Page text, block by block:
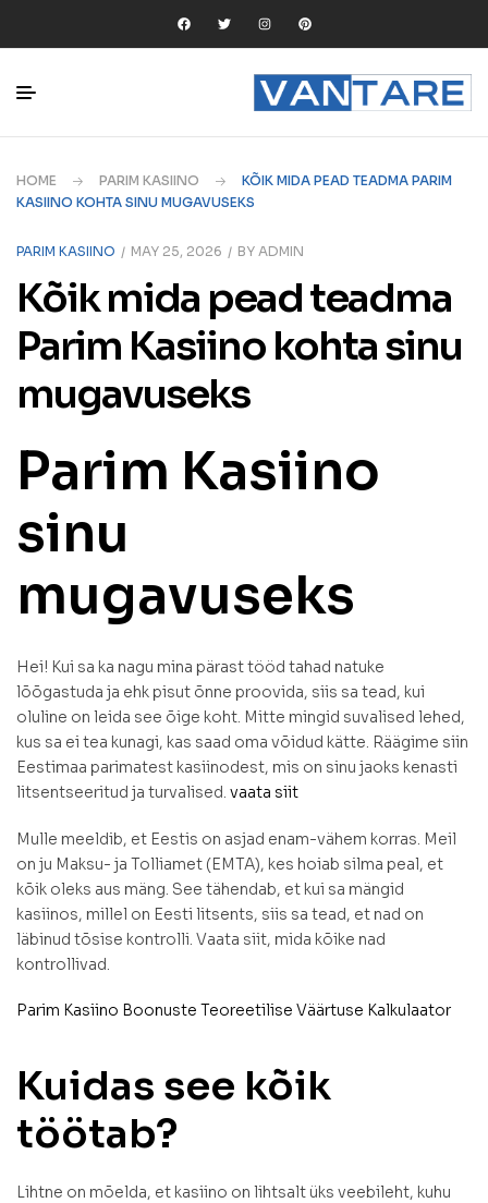
HOME PARIM KASIINO
KÕIK MIDA PEAD TEADMA PARIM
KASIINO KOHTA SINU MUGAVUSEKS
PARIM KASIINO MAY 25, 2026 BY ADMIN
Kõik mida pead teadma
Parim Kasiino kohta sinu
mugavuseks
Parim Kasiino
sinu
mugavuseks
Hei! Kui sa ka nagu mina pärast tööd tahad natuke
lõõgastuda ja ehk pisut õnne proovida, siis sa tead, kui
oluline on leida see õige koht. Mitte mingid suvalised lehed,
kus sa ei tea kunagi, kas saad oma võidud kätte. Räägime siin
Eestimaa parimatest kasiinodest, mis on sinu jaoks kenasti
litsentseeritud ja turvalised. vaata siit
Mulle meeldib, et Eestis on asjad enam-vähem korras. Meil
on ju Maksu- ja Tolliamet (EMTA), kes hoiab silma peal, et
kõik oleks aus mäng. See tähendab, et kui sa mängid
kasiinos, millel on Eesti litsents, siis sa tead, et nad on
läbinud tõsise kontrolli. Vaata siit, mida kõike nad
kontrollivad.
Parim Kasiino Boonuste Teoreetilise Väärtuse Kalkulaator
Kuidas see kõik
töötab?
Lihtne on mõelda, et kasiino on lihtsalt üks veebileht, kuhu